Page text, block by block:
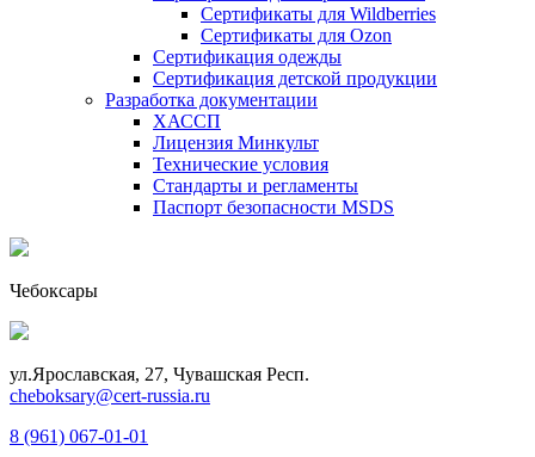
Сертификаты для Wildberries
Сертификаты для Ozon
Сертификация одежды
Сертификация детской продукции
Разработка документации
ХАССП
Лицензия Минкульт
Технические условия
Стандарты и регламенты
Паспорт безопасности MSDS
Чебоксары
ул.Ярославская, 27, Чувашская Респ.
cheboksary@cert-russia.ru
8 (961) 067-01-01